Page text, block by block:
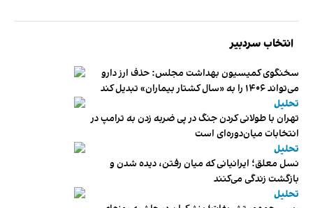
انتخاب سردبیر
سخنگوی کمیسیون بهداشت مجلس: حذف ارز دارو
می‌تواند ۱۴۰۶ را به «سال کشتار بیماران» تبدیل کند
تحلیل
تهران با طولانی کردن جنگ در پی ضربه زدن به ترامپ در
انتخابات میان‌دوره‌ای است
تحلیل
نسل معلق؛ ایرانیانی که میان رفتن، دیده شدن و
بازگشت زندگی می‌کنند
تحلیل